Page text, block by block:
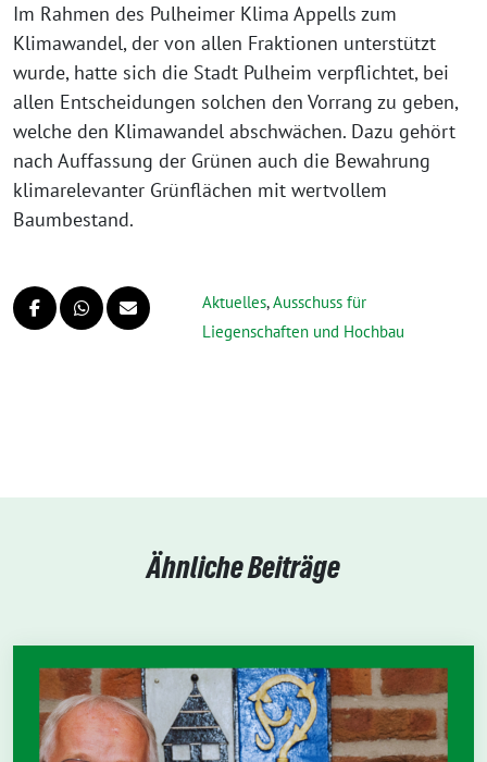
Im Rahmen des Pulheimer Klima Appells zum
Klimawandel, der von allen Fraktionen unterstützt
wurde, hatte sich die Stadt Pulheim verpflichtet, bei
allen Entscheidungen solchen den Vorrang zu geben,
welche den Klimawandel abschwächen. Dazu gehört
nach Auffassung der Grünen auch die Bewahrung
klimarelevanter Grünflächen mit wertvollem
Baumbestand.
Aktuelles,Ausschuss für
Liegenschaften und Hochbau
Ähnliche Beiträge